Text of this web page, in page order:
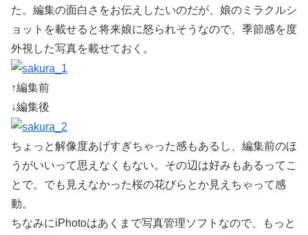
た。編集の面白さをお伝えしたいのだが、娘のミラクルシ
ョットを載せると将来娘に怒られそうなので、季節感を度
外視した写真を載せておく。
↑編集前
↓編集後
ちょっと解像度あげすぎちゃった感もあるし、編集前のほ
うがいいって思えなくもない。その辺は好みもあるってこ
とで。でも見えなかった桜の花びらとか見えちゃって感
動。
ちなみにiPhotoはあくまで写真管理ソフトなので、もっと